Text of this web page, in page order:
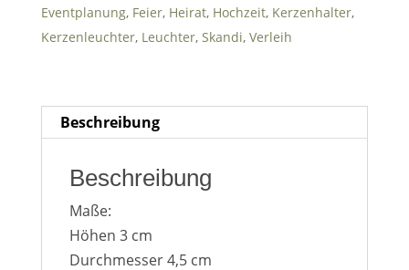
Heute Löschen Schließen
31 1 2 3 4
Eventplanung, Feier, Heirat, Hochzeit, Kerzenhalter,
Kerzenleuchter, Leuchter, Skandi, Verleih
Beschreibung
Beschreibung
Maße:
Höhen 3 cm
Durchmesser 4,5 cm